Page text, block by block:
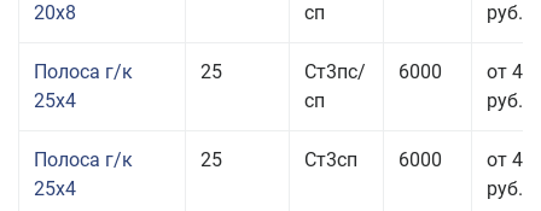
20x8
сп
руб.
Полоса г/к
25x4
25
Ст3пс/
сп
6000
от 43
руб.
Полоса г/к
25x4
25 Ст3сп 6000
от 43
руб.